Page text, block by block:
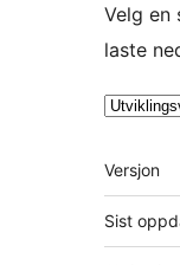
Velg en
laste
Meta
Versjon
Sist